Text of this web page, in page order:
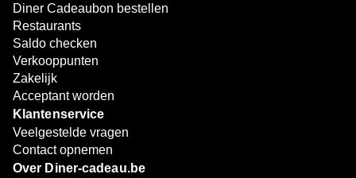
Diner Cadeaubon bestellen
Restaurants
Saldo checken
Verkooppunten
Zakelijk
Acceptant worden
Klantenservice
Veelgestelde vragen
Contact opnemen
Over Diner-cadeau.be